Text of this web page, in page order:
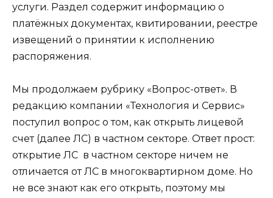
услуги. Раздел содержит информацию о
платёжных документах, квитировании, реестре
извещений о принятии к исполнению
распоряжения.
Мы продолжаем рубрику «Вопрос-ответ». В
редакцию компании «Технология и Сервис»
поступил вопрос о том, как открыть лицевой
счет (далее ЛС) в частном секторе. Ответ прост:
открытие ЛС в частном секторе ничем не
отличается от ЛС в многоквартирном доме. Но
не все знают как его открыть, поэтому мы